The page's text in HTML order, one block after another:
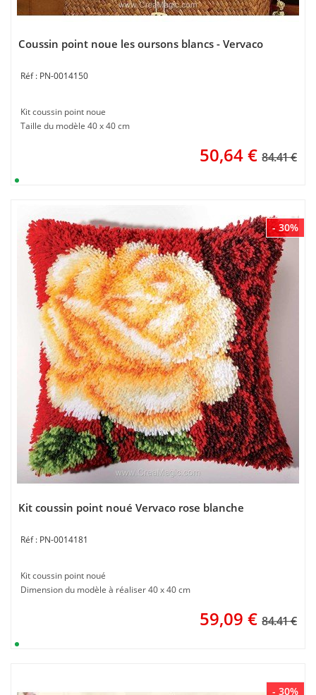
Coussin point noue les oursons blancs - Vervaco
PN-0014150
Kit coussin point noue
Taille du modèle 40 x 40 cm
50,64€ 84.41 €
- 30%
Kit coussin point noué Vervaco rose blanche
PN-0014181
Kit coussin point noué
Dimension du modèle à réaliser 40 x 40 cm
59,09 € 84.41 €
- 30%